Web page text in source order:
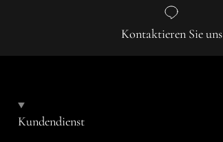
Kontaktieren Sie uns
Kundendienst